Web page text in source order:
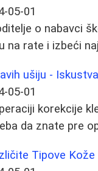
05-01
o nabavci
na rate i izbeći
ušiju -
05-01
korekcije
da znate pre
Tipove